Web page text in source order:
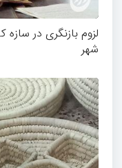
لزوم بازنگری در
شهر